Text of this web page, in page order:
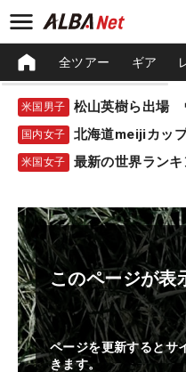
全ツアー ギア
米国男子
国内女子 北海道meijiカッ
米国女子 最新の世界ラン
このページが表
ページを更新するとサ
きます。